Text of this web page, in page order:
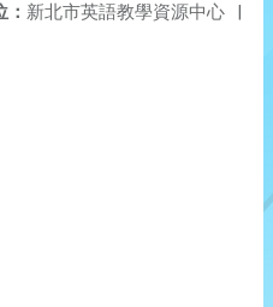
新北市英語教學資源中心 |